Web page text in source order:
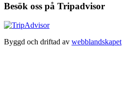
Besök oss på Tripadvisor
Byggd och driftad av webblandskapet